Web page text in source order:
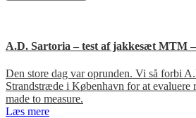
A.D. Sartoria – test af jakkesæt MTM
Den store dag var oprunden. Vi så forbi
Strandstræde i København for at evaluere
made to measure.
Læs mere